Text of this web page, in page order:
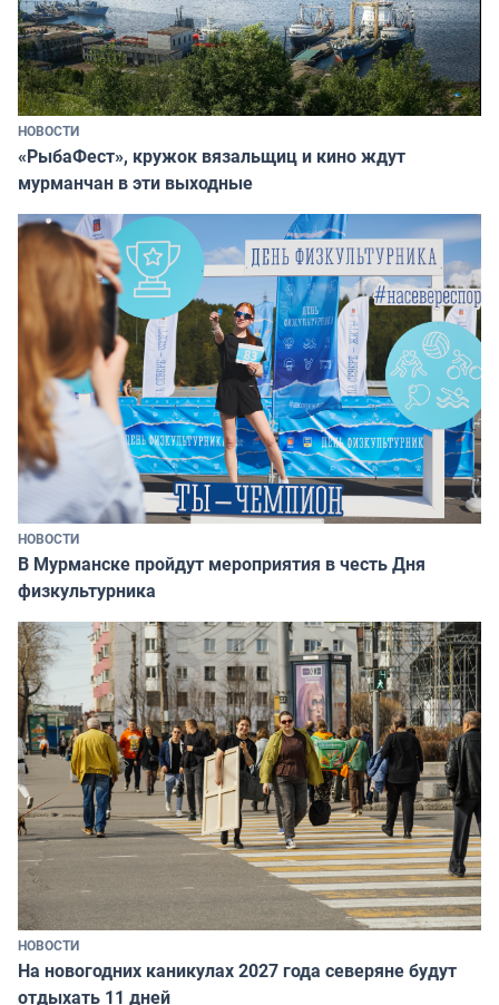
НОВОСТИ
«РыбаФест», кружок вязальщиц и кино ждут
мурманчан в эти выходные
НОВОСТИ
В Мурманске пройдут мероприятия в честь Дня
физкультурника
НОВОСТИ
На новогодних каникулах 2027 года северяне будут
отдыхать 11 дней